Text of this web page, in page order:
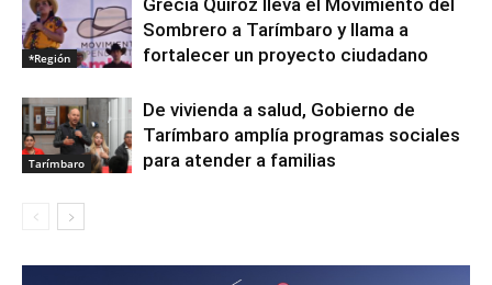
*Región
Grecia Quiroz lleva el Movimiento del
Sombrero a Tarímbaro y llama a
fortalecer un proyecto ciudadano
Tarímbaro
De vivienda a salud, Gobierno de
Tarímbaro amplía programas sociales
para atender a familias